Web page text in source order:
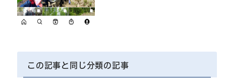
この記事と同じ分類の記事